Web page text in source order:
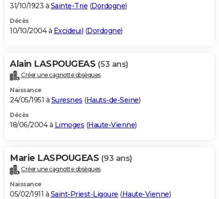
31/10/1923 à Sainte-Trie (Dordogne)
Décès
10/10/2004 à Excideuil (Dordogne)
Alain LASPOUGEAS (53 ans)
Créer une cagnotte obsèques
Naissance
24/05/1951 à Suresnes (Hauts-de-Seine)
Décès
18/06/2004 à Limoges (Haute-Vienne)
Marie LASPOUGEAS (93 ans)
Créer une cagnotte obsèques
Naissance
05/02/1911 à Saint-Priest-Ligoure (Haute-Vienne)